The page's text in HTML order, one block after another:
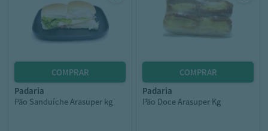
padaria
Pão Sanduíche Arasuper kg
padaria
Pão Doce Arasuper Kg